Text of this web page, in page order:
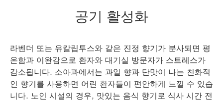
공기 활성화
라벤더 또는 유칼립투스와 같은 진정 향기가 분사되면 평
온함과 이완감으로 환자와 대기실 방문자가 스트레스가
감소됩니다. 소아과에서는 과일 향과 단맛이 나는 친화적
인 향기를 사용하면 어린 환자들이 편안하게 느낄 수 있습
니다. 노인 시설의 경우, 맛있는 음식 향기로 식사 시간 전